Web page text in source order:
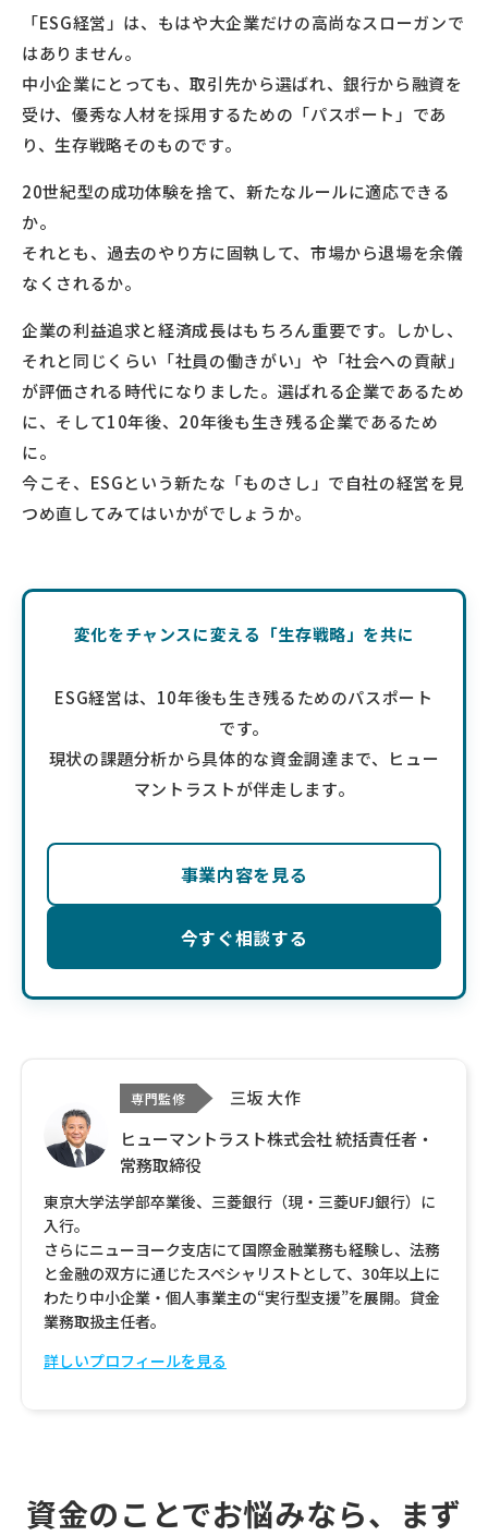
「ESG経営」は、もはや大企業だけの高尚なスローガンで
はありません。
中小企業にとっても、取引先から選ばれ、銀行から融資を
受け、優秀な人材を採用するための「パスポート」であ
り、生存戦略そのものです。
20世紀型の成功体験を捨て、新たなルールに適応できる
か。
それとも、過去のやり方に固執して、市場から退場を余儀
なくされるか。
企業の利益追求と経済成長はもちろん重要です。しかし、
それと同じくらい「社員の働きがい」や「社会への貢献」
が評価される時代になりました。選ばれる企業であるため
に、そして10年後、20年後も生き残る企業であるため
に。
今こそ、ESGという新たな「ものさし」で自社の経営を見
つめ直してみてはいかがでしょうか。
変化をチャンスに変える「生存戦略」を共に
ESG経営は、10年後も生き残るためのパスポート
です。
現状の課題分析から具体的な資金調達まで、ヒュー
マントラストが伴走します。
事業内容を見る
今すぐ相談する
専門監修
三坂 大作
ヒューマントラスト株式会社 統括責任者・
常務取締役
東京大学法学部卒業後、三菱銀行（現・三菱UFJ銀行）に
入行。
さらにニューヨーク支店にて国際金融業務も経験し、法務
と金融の双方に通じたスペシャリストとして、30年以上に
わたり中小企業・個人事業主の“実行型支援”を展開。貸金
業務取扱主任者。
詳しいプロフィールを見る
資金のことでお悩みなら、まず